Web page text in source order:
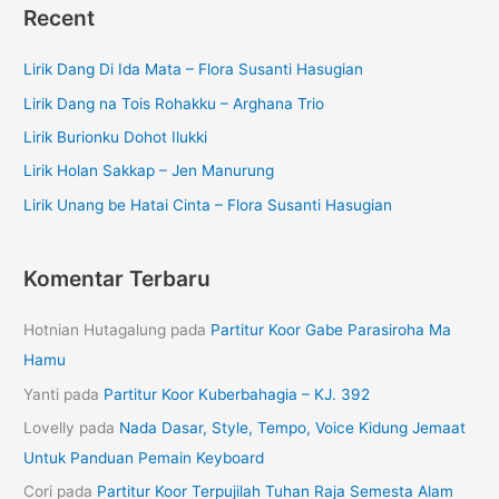
Recent
Lirik Dang Di Ida Mata – Flora Susanti Hasugian
Lirik Dang na Tois Rohakku – Arghana Trio
Lirik Burionku Dohot Ilukki
Lirik Holan Sakkap – Jen Manurung
Lirik Unang be Hatai Cinta – Flora Susanti Hasugian
Komentar Terbaru
Hotnian Hutagalung pada Partitur Koor Gabe Parasiroha Ma
Hamu
Yanti pada Partitur Koor Kuberbahagia – KJ. 392
Lovelly pada Nada Dasar, Style, Tempo, Voice Kidung Jemaat
Untuk Panduan Pemain Keyboard
Cori pada Partitur Koor Terpujilah Tuhan Raja Semesta Alam